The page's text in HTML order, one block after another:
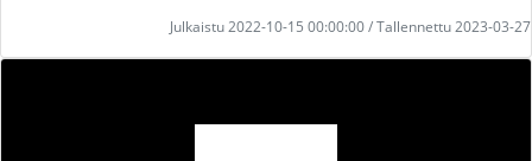
Julkaistu 2022-10-15 00:00:00 / Tallennettu 2023-03-27